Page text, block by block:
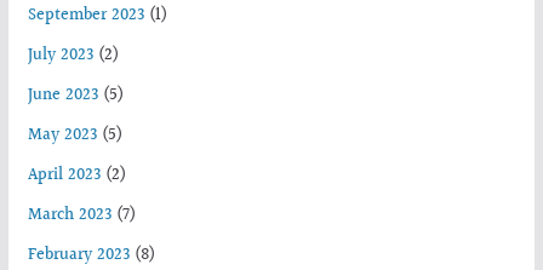
September 2023(1)
July 2023(2)
June 2023(5)
May 2023(5)
April 2023(2)
March 2023(7)
February 2023(8)